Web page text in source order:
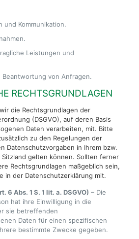
und Kommunikation.
Leistungen und
Beantwortung von Anfragen.
RECHTSGRUNDLAGEN
die Rechtsgrundlagen der
(DSGVO), auf deren Basis
Daten verarbeiten, mit. Bitte
zu den Regelungen der
Datenschutzvorgaben in Ihrem bzw.
Sitzland gelten können. Sollten ferner
Rechtsgrundlagen maßgeblich sein,
in der Datenschutzerklärung mit.
6 Abs. 1 S. 1 lit. a. DSGVO) – Die
hat ihre Einwilligung in die
sie betreffenden
Daten für einen spezifischen
bestimmte Zwecke gegeben.